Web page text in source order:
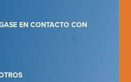
EN CONTACTO CON